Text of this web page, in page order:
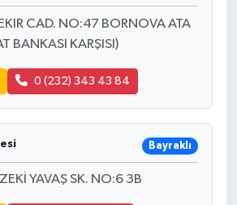
CAD. NO:47 BORNOVA ATA
BANKASI KARŞISI)
0 (232) 343 43 84
Bayraklı
YAVAŞ SK. NO:6 3B